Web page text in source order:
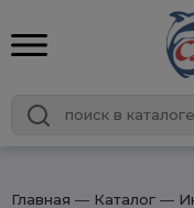
Главная ― Каталог ―